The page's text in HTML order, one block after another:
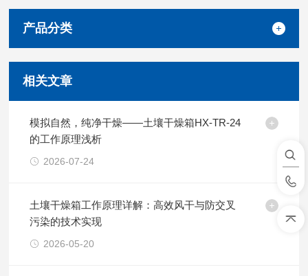
产品分类
相关文章
模拟自然，纯净干燥——土壤干燥箱HX-TR-24
的工作原理浅析
2026-07-24
土壤干燥箱工作原理详解：高效风干与防交叉
污染的技术实现
2026-05-20